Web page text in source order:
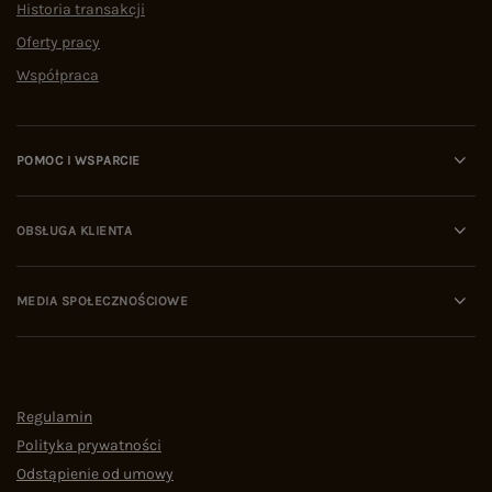
Historia transakcji
Oferty pracy
Współpraca
POMOC I WSPARCIE
OBSŁUGA KLIENTA
MEDIA SPOŁECZNOŚCIOWE
Regulamin
Polityka prywatności
Odstąpienie od umowy